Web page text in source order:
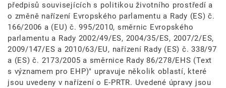
předpisů souvisejících s politikou životního prostředí a
o změně nařízení Evropského parlamentu a Rady (ES) č.
166/2006 a (EU) č. 995/2010, směrnic Evropského
parlamentu a Rady 2002/49/ES, 2004/35/ES, 2007/2/ES,
2009/147/ES a 2010/63/EU, nařízení Rady (ES) č. 338/97
a (ES) č. 2173/2005 a směrnice Rady 86/278/EHS (Text
s významem pro EHP)" upravuje několik oblastí, které
jsou uvedeny v nařízení o E-PRTR. Uvedené úpravy jsou